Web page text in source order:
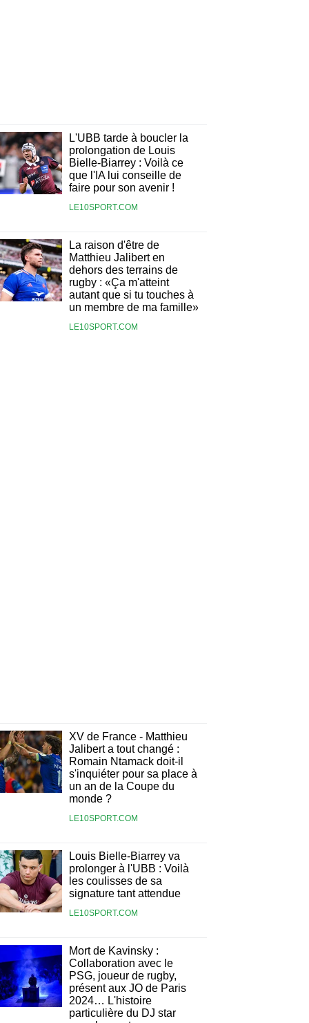
L'UBB tarde à boucler la
prolongation de Louis
Bielle-Biarrey : Voilà ce
que l'IA lui conseille de
faire pour son avenir !
LE10SPORT.COM
La raison d'être de
Matthieu Jalibert en
dehors des terrains de
rugby : «Ça m'atteint
autant que si tu touches à
un membre de ma famille»
LE10SPORT.COM
XV de France - Matthieu
Jalibert a tout changé :
Romain Ntamack doit-il
s'inquiéter pour sa place à
un an de la Coupe du
monde ?
LE10SPORT.COM
Louis Bielle-Biarrey va
prolonger à l'UBB : Voilà
les coulisses de sa
signature tant attendue
LE10SPORT.COM
Mort de Kavinsky :
Collaboration avec le
PSG, joueur de rugby,
présent aux JO de Paris
2024… L'histoire
particulière du DJ star